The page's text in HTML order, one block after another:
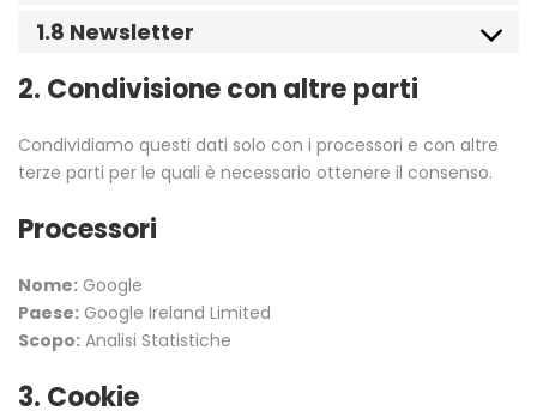
1.8 Newsletter
2. Condivisione con altre parti
Condividiamo questi dati solo con i processori e con altre
terze parti per le quali è necessario ottenere il consenso.
Processori
Nome: Google
Paese: Google Ireland Limited
Scopo: Analisi Statistiche
3. Cookie